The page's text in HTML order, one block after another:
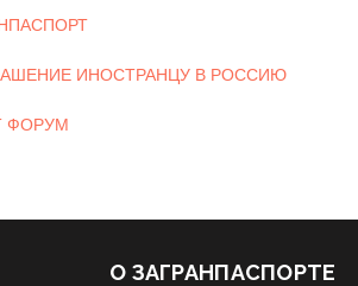
ИНОСТРАНЦУ В РОССИЮ
ФОРУМ
О ЗАГРАНПАСПОРТЕ